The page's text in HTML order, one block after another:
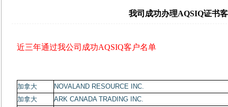
我司成功办理AQSIQ证书
近三年通过我公司成功AQSIQ客户名单
加拿大
NOVALAND RESOURCE INC.
加拿大
ARK CANADA TRADING INC.